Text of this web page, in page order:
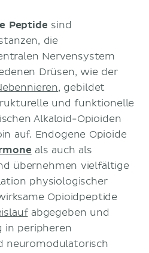
Peptide sind
die
Nervensystem
Drüsen, wie der
, gebildet
und funktionelle
Alkaloid-Opioiden
auf. Endogene Opioide
als auch als
übernehmen vielfältige
physiologischer
Opioidpeptide
abgegeben und
in peripheren
neuromodulatorisch